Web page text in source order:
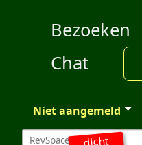
Bezoeken
Chat
Niet aangemeld